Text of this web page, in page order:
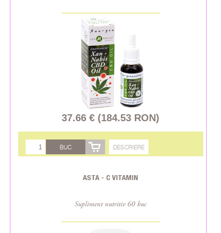
37.66 € (184.53 RON)
BUC DESCRIERE
ASTA - C VITAMIN
Supliment nutritiv 60 buc